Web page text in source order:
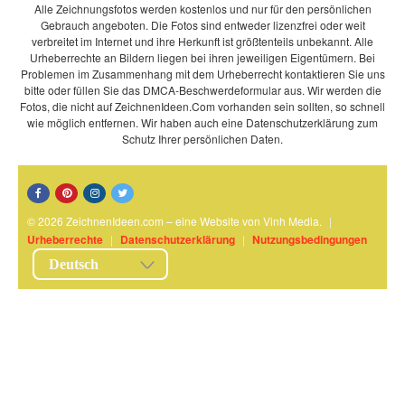
Alle Zeichnungsfotos werden kostenlos und nur für den persönlichen
Gebrauch angeboten. Die Fotos sind entweder lizenzfrei oder weit
verbreitet im Internet und ihre Herkunft ist größtenteils unbekannt. Alle
Urheberrechte an Bildern liegen bei ihren jeweiligen Eigentümern. Bei
Problemen im Zusammenhang mit dem Urheberrecht kontaktieren Sie uns
bitte oder füllen Sie das DMCA-Beschwerdeformular aus. Wir werden die
Fotos, die nicht auf ZeichnenIdeen.Com vorhanden sein sollten, so schnell
wie möglich entfernen. Wir haben auch eine Datenschutzerklärung zum
Schutz Ihrer persönlichen Daten.
© 2026 ZeichnenIdeen.com – eine Website von Vinh Media. |
Urheberrechte | Datenschutzerklärung | Nutzungsbedingungen
Deutsch